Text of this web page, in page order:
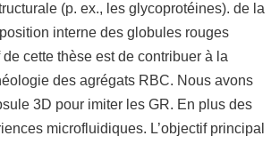
(p. ex., les glycoprotéines). de la
interne des globules rouges
cette thèse est de contribuer à la
des agrégats RBC. Nous avons
3D pour imiter les GR. En plus des
microfluidiques. L’objectif principal